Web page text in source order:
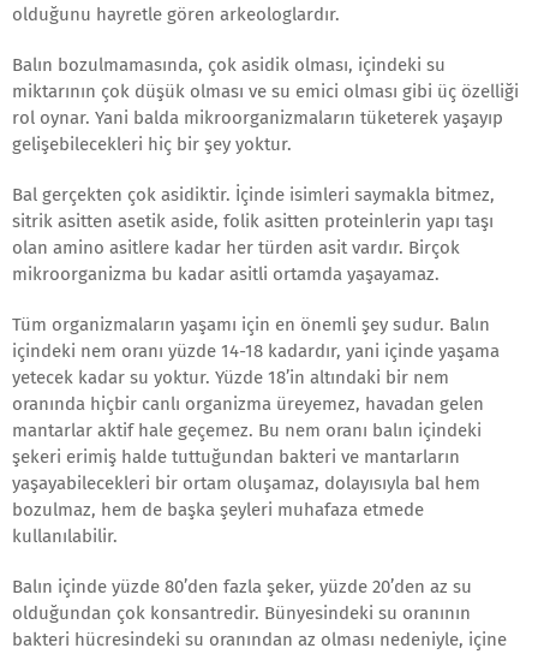
olduğunu hayretle gören arkeologlardır.
Balın bozulmamasında, çok asidik olması, içindeki su
miktarının çok düşük olması ve su emici olması gibi üç özelliği
rol oynar. Yani balda mikroorganizmaların tüketerek yaşayıp
gelişebilecekleri hiç bir şey yoktur.
Bal gerçekten çok asidiktir. İçinde isimleri saymakla bitmez,
sitrik asitten asetik aside, folik asitten proteinlerin yapı taşı
olan amino asitlere kadar her türden asit vardır. Birçok
mikroorganizma bu kadar asitli ortamda yaşayamaz.
Tüm organizmaların yaşamı için en önemli şey sudur. Balın
içindeki nem oranı yüzde 14-18 kadardır, yani içinde yaşama
yetecek kadar su yoktur. Yüzde 18’in altındaki bir nem
oranında hiçbir canlı organizma üreyemez, havadan gelen
mantarlar aktif hale geçemez. Bu nem oranı balın içindeki
şekeri erimiş halde tuttuğundan bakteri ve mantarların
yaşayabilecekleri bir ortam oluşamaz, dolayısıyla bal hem
bozulmaz, hem de başka şeyleri muhafaza etmede
kullanılabilir.
Balın içinde yüzde 80’den fazla şeker, yüzde 20’den az su
olduğundan çok konsantredir. Bünyesindeki su oranının
bakteri hücresindeki su oranından az olması nedeniyle, içine